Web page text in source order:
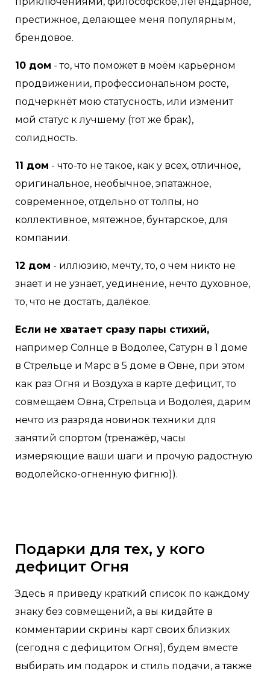
престижное, делающее меня популярным,
брендовое.
10 дом - то, что поможет в моём карьерном
продвижении, профессиональном росте,
подчеркнёт мою статусность, или изменит
мой статус к лучшему (тот же брак),
солидность.
11 дом - что-то не такое, как у всех, отличное,
оригинальное, необычное, эпатажное,
современное, отдельно от толпы, но
коллективное, мятежное, бунтарское, для
компании.
12 дом - иллюзию, мечту, то, о чем никто не
знает и не узнает, уединение, нечто духовное,
то, что не достать, далёкое.
Если не хватает сразу пары стихий,
например Солнце в Водолее, Сатурн в 1 доме
в Стрельце и Марс в 5 доме в Овне, при этом
как раз Огня и Воздуха в карте дефицит, то
совмещаем Овна, Стрельца и Водолея, дарим
нечто из разряда новинок техники для
занятий спортом (тренажёр, часы
измеряющие ваши шаги и прочую радостную
водолейско-огненную фигню)).
Подарки для тех, у кого
дефицит Огня
Здесь я приведу краткий список по каждому
знаку без совмещений, а вы кидайте в
комментарии скрины карт своих близких
(сегодня с дефицитом Огня), будем вместе
выбирать им подарок и стиль подачи, а также